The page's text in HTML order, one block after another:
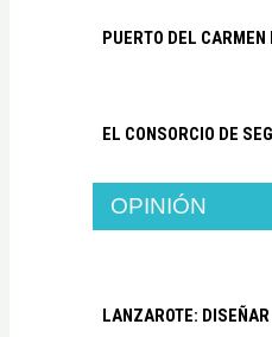
PUERTO DEL
EL CONSORCIO DE
OPINIÓN
LANZAROTE: